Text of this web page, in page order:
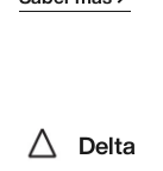
Delta